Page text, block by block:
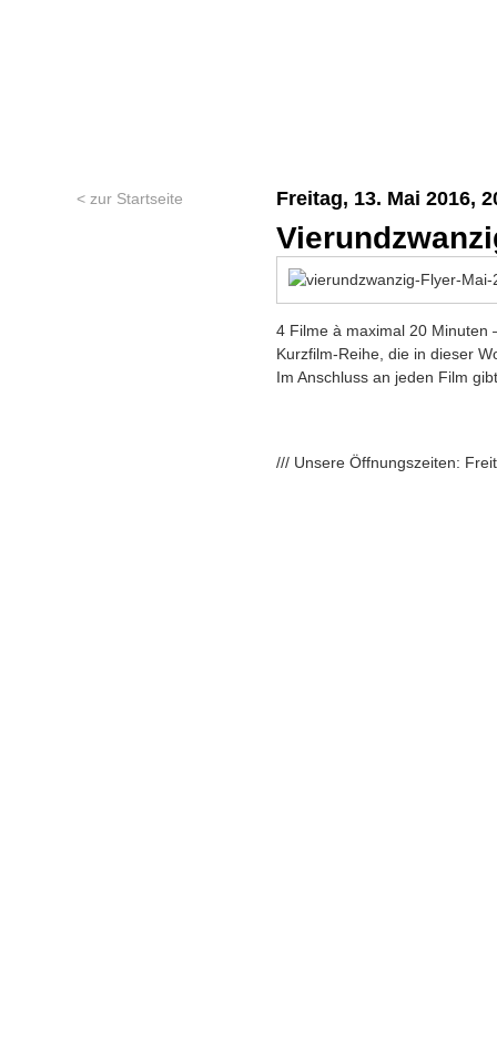
< zur Startseite Freitag, 13. Mai 2016,
4 Filme à maximal 20 Minuten
Kurzfilm-Reihe, die in dieser
Im Anschluss an jeden Film
/// Unsere Öffnungszeiten: